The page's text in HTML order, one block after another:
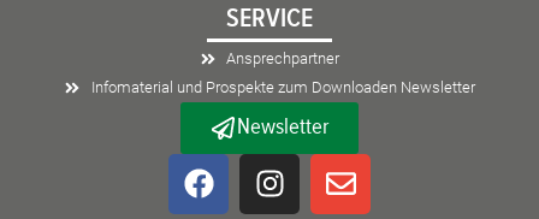
SERVICE
Ansprechpartner
Infomaterial und Prospekte zum Downloaden Newsletter
Newsletter
F
a
I
n
E
n